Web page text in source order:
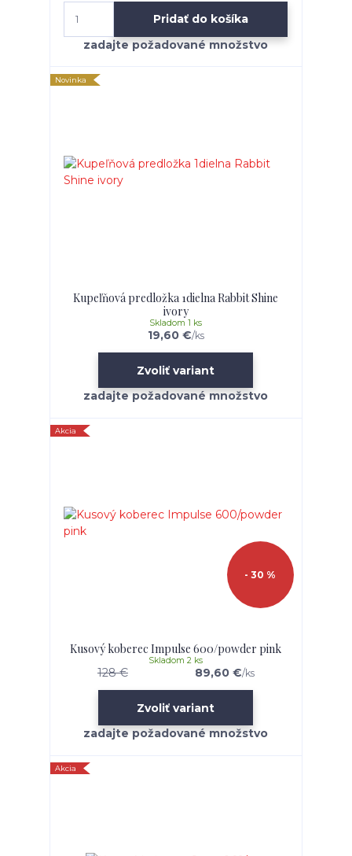
Pridať do košíka
Novinka
Kupeľňová predložka 1dielna Rabbit Shine
ivory
19,60 €/ks
Skladom 1 ks
Zvoliť variant
Akcia
- 30 %
Kusový koberec Impulse 600/powder pink
128 € 89,60 €/ks
Skladom 2 ks
Zvoliť variant
Akcia